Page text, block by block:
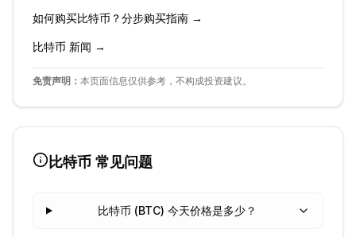
如何购买比特币 ？分步购买指南 →
比特币 新闻 →
免责声明： 本页面信息仅供参考，不构成投资建议。
比特币 常见问题
比特币 (BTC) 今天价格是多少？